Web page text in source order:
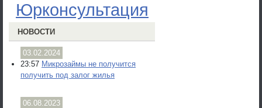
Юрконсультация
НОВОСТИ
03.02.2024
23:57 Микрозаймы не получится
получить под залог жилья
06.08.2023